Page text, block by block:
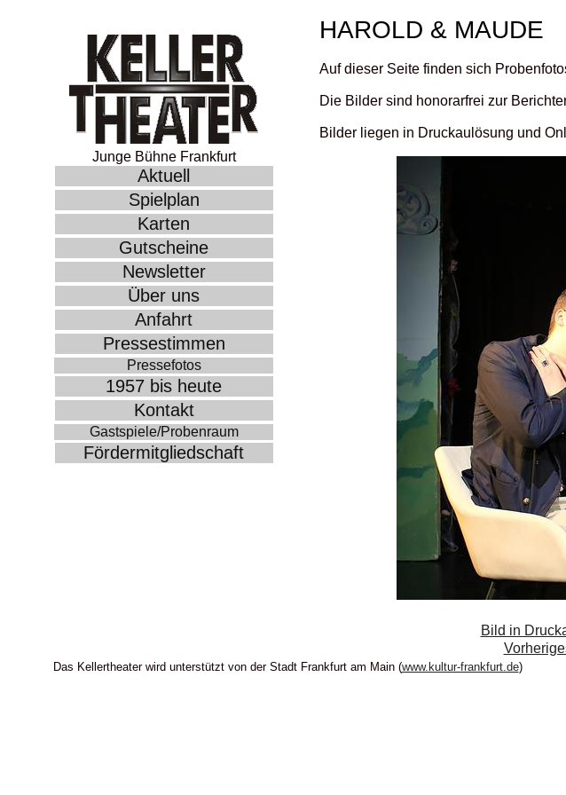
Junge Bühne Frankfurt
Aktuell
Spielplan
Karten
Gutscheine
Newsletter
Über uns
Anfahrt
Pressestimmen
Pressefotos
1957 bis heute
Kontakt
Gastspiele/Probenraum
Fördermitgliedschaft
HAROLD & MAUDE
Auf dieser Seite finden sich
Die Bilder sind honorarfrei zur
Bilder liegen in Druckaulösung und
Bild in
Das Kellertheater wird unterstützt von der Stadt Frankfurt am Main (www.kultur-frankfurt.de)